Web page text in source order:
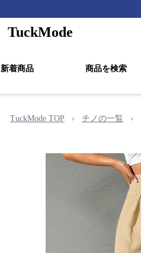
TuckMode
新着商品 商品を検索
TuckMode TOP › チノの一覧 ›